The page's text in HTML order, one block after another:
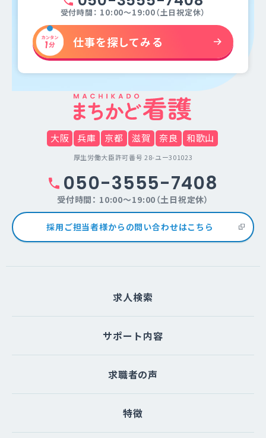
受付時間： 10:00～19:00（土日祝定休）
仕事を探してみる
大阪 兵庫 京都 滋賀 奈良 和歌山
厚生労働大臣許可番号 28-ユー301023
050-3555-7408
受付時間： 10:00～19:00（土日祝定休）
採用ご担当者様からの問い合わせはこちら
求人検索
サポート内容
求職者の声
特徴